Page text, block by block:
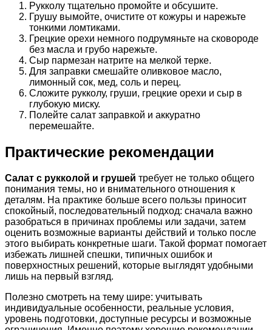
Рукколу тщательно промойте и обсушите.
Грушу вымойте, очистите от кожуры и нарежьте
тонкими ломтиками.
Грецкие орехи немного подрумяньте на сковороде
без масла и грубо нарежьте.
Сыр пармезан натрите на мелкой терке.
Для заправки смешайте оливковое масло,
лимонный сок, мед, соль и перец.
Сложите рукколу, груши, грецкие орехи и сыр в
глубокую миску.
Полейте салат заправкой и аккуратно
перемешайте.
Практические рекомендации
Салат с рукколой и грушей требует не только общего
понимания темы, но и внимательного отношения к
деталям. На практике больше всего пользы приносит
спокойный, последовательный подход: сначала важно
разобраться в причинах проблемы или задачи, затем
оценить возможные варианты действий и только после
этого выбирать конкретные шаги. Такой формат помогает
избежать лишней спешки, типичных ошибок и
поверхностных решений, которые выглядят удобными
лишь на первый взгляд.
Полезно смотреть на тему шире: учитывать
индивидуальные особенности, реальные условия,
уровень подготовки, доступные ресурсы и возможные